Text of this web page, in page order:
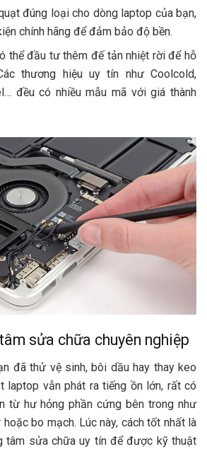
đúng loại cho dòng laptop của bạn,
chính hãng để đảm bảo độ bền.
thể đầu tư thêm đế tản nhiệt rời để hỗ
thương hiệu uy tín như Coolcold,
đều có nhiều mẫu mã với giá thành
sửa chữa chuyên nghiệp
đã thử vệ sinh, bôi dầu hay thay keo
laptop vẫn phát ra tiếng ồn lớn, rất có
từ hư hỏng phần cứng bên trong như
bo mạch. Lúc này, cách tốt nhất là
tâm sửa chữa uy tín để được kỹ thuật